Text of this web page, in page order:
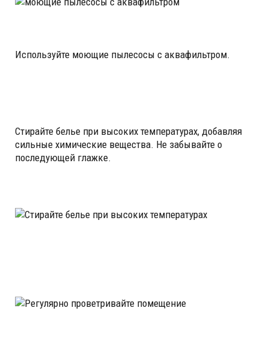
Используйте моющие пылесосы с аквафильтром.
Стирайте белье при высоких температурах, добавляя
сильные химические вещества. Не забывайте о
последующей глажке.